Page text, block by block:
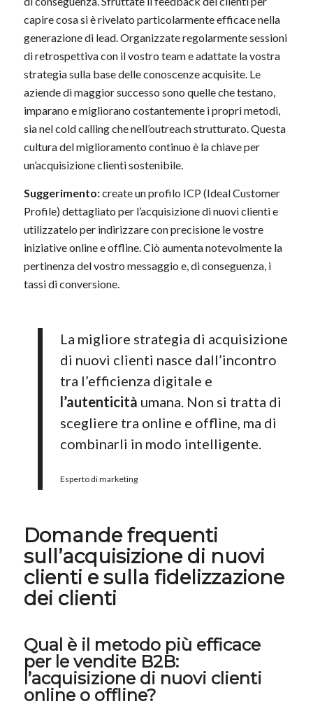
capire cosa si è rivelato particolarmente efficace nella
generazione di lead. Organizzate regolarmente sessioni
di retrospettiva con il vostro team e adattate la vostra
strategia sulla base delle conoscenze acquisite. Le
aziende di maggior successo sono quelle che testano,
imparano e migliorano costantemente i propri metodi,
sia nel cold calling che nell’outreach strutturato. Questa
cultura del miglioramento continuo è la chiave per
un’acquisizione clienti sostenibile.
Suggerimento:create un profilo ICP (Ideal Customer
Profile) dettagliato per l’acquisizione di nuovi clienti e
utilizzatelo per indirizzare con precisione le vostre
iniziative online e offline. Ciò aumenta notevolmente la
pertinenza del vostro messaggio e, di conseguenza, i
tassi di conversione.
La migliore strategia di acquisizione
di nuovi clienti nasce dall’incontro
tra l’efficienza digitale e
l’autenticità umana. Non si tratta di
scegliere tra online e offline, ma di
combinarli in modo intelligente.
Esperto di marketing
Domande frequenti
sull’acquisizione di nuovi
clienti e sulla fidelizzazione
dei clienti
Qual è il metodo più efficace
per le vendite B2B:
l’acquisizione di nuovi clienti
online o offline?